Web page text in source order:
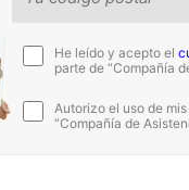
He leído y acepto el
parte de “Compañía
Autorizo el uso de
“Compañía de